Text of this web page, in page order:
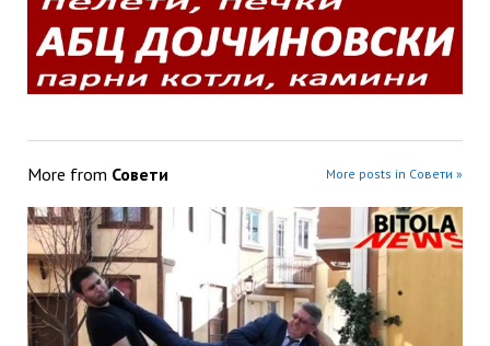
More from Совети More posts in Совети »